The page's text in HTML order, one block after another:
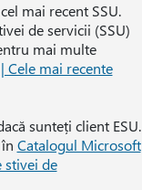
mai recent SSU.
de servicii (SSU)
mai multe
Cele mai recente
sunteți client ESU.
Catalogul Microsoft
stivei de